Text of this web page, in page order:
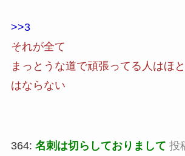
>>3
それが全て
まっとうな道で頑張ってる人はほ
はならない
364: 名刺は切らしておりまして 投